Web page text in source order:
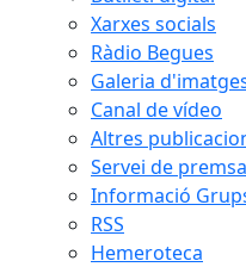
Xarxes socials
Ràdio Begues
Galeria
Canal de vídeo
Altres
Servei de premsa
Informació
RSS
Hemeroteca